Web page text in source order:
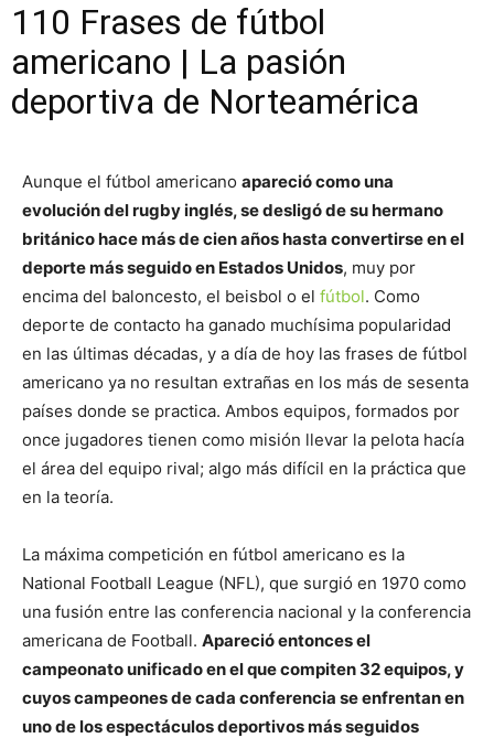
110 Frases de fútbol
americano | La pasión
deportiva de Norteamérica
Aunque el fútbol americano apareció como una
evolución del rugby inglés, se desligó de su hermano
británico hace más de cien años hasta convertirse en el
deporte más seguido en Estados Unidos, muy por
encima del baloncesto, el beisbol o el fútbol. Como
deporte de contacto ha ganado muchísima popularidad
en las últimas décadas, y a día de hoy las frases de fútbol
americano ya no resultan extrañas en los más de sesenta
países donde se practica. Ambos equipos, formados por
once jugadores tienen como misión llevar la pelota hacía
el área del equipo rival; algo más difícil en la práctica que
en la teoría.
La máxima competición en fútbol americano es la
National Football League (NFL), que surgió en 1970 como
una fusión entre las conferencia nacional y la conferencia
americana de Football. Apareció entonces el
campeonato unificado en el que compiten 32 equipos, y
cuyos campeones de cada conferencia se enfrentan en
uno de los espectáculos deportivos más seguidos